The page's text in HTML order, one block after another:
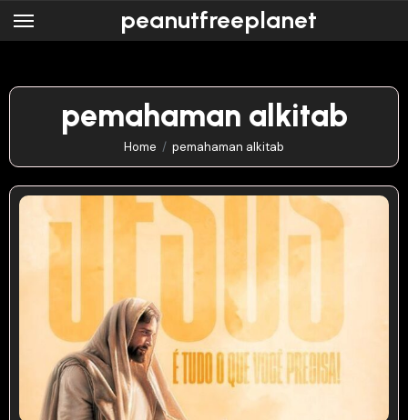
Skip
to
peanutfreeplanet
pemahaman alkitab
Home pemahaman alkitab